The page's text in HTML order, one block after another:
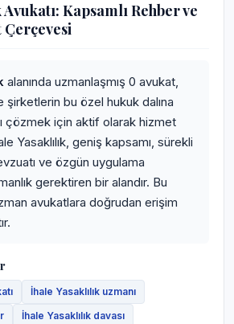
Avukatı: Kapsamlı Rehber ve
alanında uzmanlaşmış 0 avukat,
şirketlerin bu özel hukuk dalına
çözmek için aktif olarak hizmet
Yasaklılık, geniş kapsamı, sürekli
ve özgün uygulama
gerektiren bir alandır. Bu
avukatlara doğrudan erişim
İhale Yasaklılık uzmanı
İhale Yasaklılık davası